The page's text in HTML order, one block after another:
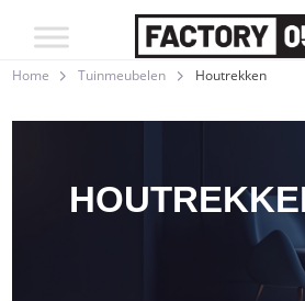
Home Tuinmeubelen Houtrekken